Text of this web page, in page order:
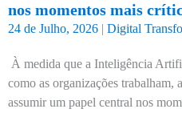
nos momentos mais
24 de Julho, 2026 | Digital
À medida que a Inteligência
como as organizações trabalham,
assumir um papel central nos